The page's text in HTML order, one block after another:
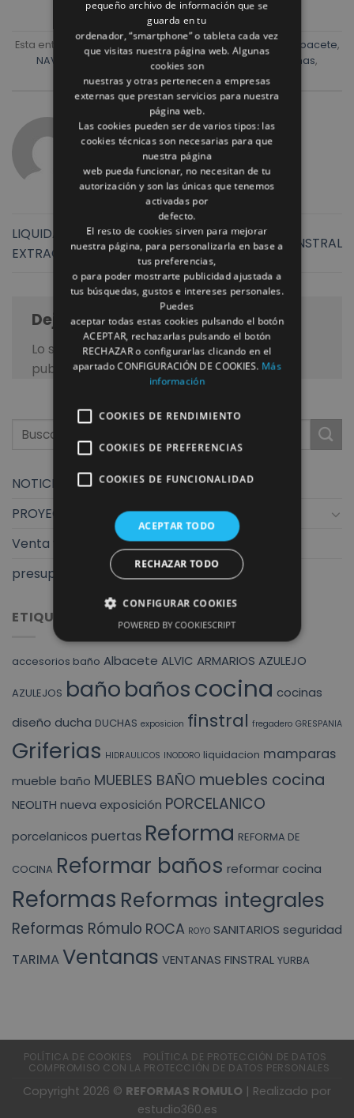
Esta entrada fue publicada en NOTICIAS y etiquetada Albacete,
NAVIDAD
Reformar baños ,reformar cocina Reformas,
Reformas integrales,Reformas Rómulo
REFORMAS ROMULO
LIQUIDACIÓN CAMPANA
EXTRACTORA
STUDIO FINSTRAL
Deja una respuesta
Lo siento, debes estarconectadopara
publicar un comentario.
NOTICIAS
PROYECTOS
Venta y exposición
presupuestos finstral
ETIQUETAS
accesorios baño Albacete ALVIC ARMARIOS AZULEJO
AZULEJOS bañobañoscocina cocinas
diseño ducha DUCHAS exposicion finstral fregadero GRESPANIA
Griferias HIDRAULICOS INODORO liquidacion mamparas
mueble baño MUEBLES BAÑO muebles cocina
NEOLITH nueva exposición PORCELANICO
porcelanicos puertas Reforma REFORMA DE
COCINA Reformar baños reformar cocina
Reformas Reformas integrales
Reformas Rómulo ROCA ROYO SANITARIOS seguridad
TARIMAVentanas VENTANAS FINSTRAL YURBA
POLÍTICA DE COOKIES
POLÍTICA DE PROTECCIÓN DE DATOS
COMPROMISO CON LA PROTECCIÓN DE DATOS PERSONALES
Copyright 2026 © REFORMAS ROMULO | Realizado por
estudio360.es
pequeño archivo de información que se
guarda en tu
ordenador, “smartphone” o tableta cada vez
que visitas nuestra página web. Algunas
cookies son
nuestras y otras pertenecen a empresas
externas que prestan servicios para nuestra
página web.
Las cookies pueden ser de varios tipos: las
cookies técnicas son necesarias para que
nuestra página
web pueda funcionar, no necesitan de tu
autorización y son las únicas que tenemos
activadas por
defecto.
El resto de cookies sirven para mejorar
nuestra página, para personalizarla en base a
tus preferencias,
o para poder mostrarte publicidad ajustada a
tus búsquedas, gustos e intereses personales.
Puedes
aceptar todas estas cookies pulsando el botón
ACEPTAR, rechazarlas pulsando el botón
RECHAZAR o configurarlas clicando en el
apartado CONFIGURACIÓN DE COOKIES. Más
información
COOKIES DE RENDIMIENTO
COOKIES DE PREFERENCIAS
COOKIES DE FUNCIONALIDAD
ACEPTAR TODO
RECHAZAR TODO
CONFIGURAR COOKIES
POWERED BY COOKIESCRIPT